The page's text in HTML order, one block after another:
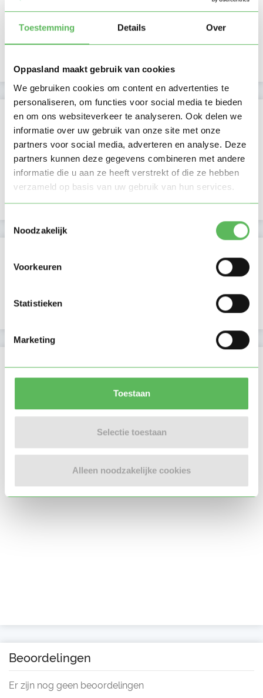
Toestemming Details Over
Oppasland maakt gebruik van cookies
We gebruiken cookies om content en advertenties te
personaliseren, om functies voor social media te bieden
en om ons websiteverkeer te analyseren. Ook delen we
informatie over uw gebruik van onze site met onze
partners voor social media, adverteren en analyse. Deze
partners kunnen deze gegevens combineren met andere
informatie die u aan ze heeft verstrekt of die ze hebben
verzameld op basis van uw gebruik van hun services.
Noodzakelijk
Voorkeuren
Statistieken
Marketing
Toestaan
Selectie toestaan
Alleen noodzakelijke cookies
Middag
Namiddag
NIEUW
Activiteit op Oppasland
Laatste activiteit 08-07-2026
Lid sinds 06-06-2025
Telefoonnummer is geverifieerd
Beoordelingen
Er zijn nog geen beoordelingen